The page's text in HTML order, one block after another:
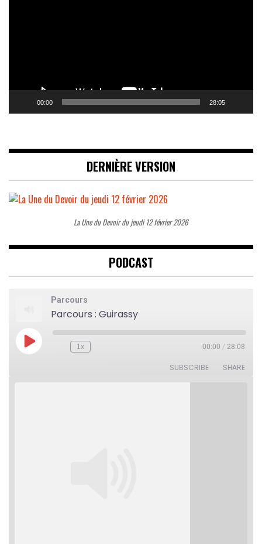
00:00 28:05
DERNIÈRE VERSION
La Une du Devoir du jeudi 12 février 2026
PODCAST
Parcours
Parcours : Guirassy
Play
Episode
Rewind
1x 00:00 / 28:08
SUBSCRIBE SHARE